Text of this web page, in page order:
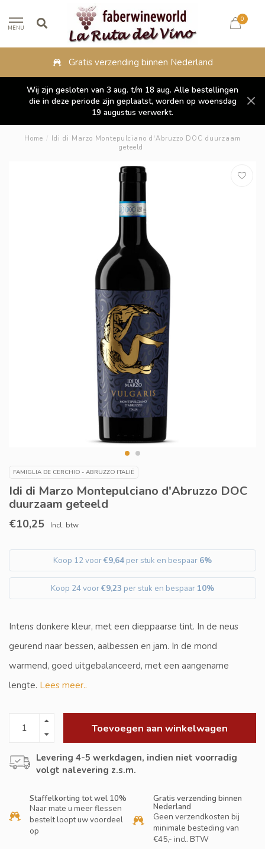
MENU
0
Gratis verzending binnen Nederland
Wij zijn gesloten van 3 aug. t/m 18 aug. Alle bestellingen
die in deze periode zijn geplaatst, worden op woensdag
19 augustus verwerkt.
Home / Idi di Marzo Montepulciano d'Abruzzo DOC duurzaam
geteeld
FAMIGLIA DE CERCHIO - ABRUZZO ITALIË
Idi di Marzo Montepulciano d'Abruzzo DOC
duurzaam geteeld
€10,25 Incl. btw
Koop 12 voor€9,64 per stuk en bespaar 6%
Koop 24 voor€9,23 per stuk en bespaar 10%
Intens donkere kleur, met een dieppaarse tint. In de neus
geurend naar bessen, aalbessen en jam. In de mond
warmend, goed uitgebalanceerd, met een aangename
lengte. Lees meer..
Toevoegen aan winkelwagen
Levering 4-5 werkdagen, indien niet voorradig
volgt nalevering z.s.m.
Staffelkorting tot wel 10%
Naar mate u meer flessen
bestelt loopt uw voordeel
op
Gratis verzending binnen
Nederland
Geen verzendkosten bij
minimale besteding van
€45,- incl. BTW